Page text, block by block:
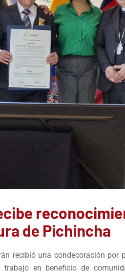
de Pichincha
recibió una condecoración por
en beneficio de